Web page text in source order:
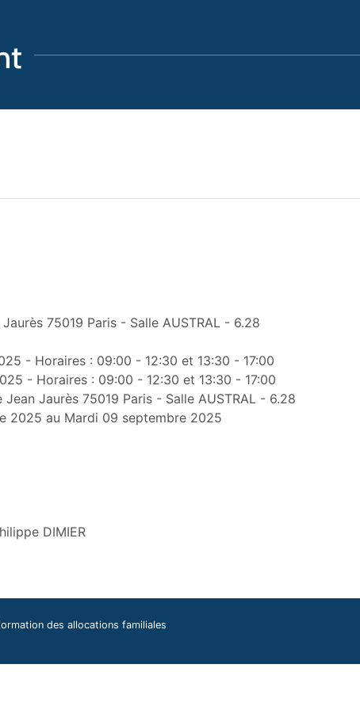
75019 Paris - Salle AUSTRAL - 6.28
- Horaires : 09:00 - 12:30 et 13:30 - 17:00
- Horaires : 09:00 - 12:30 et 13:30 - 17:00
Jaurès 75019 Paris - Salle AUSTRAL - 6.28
2025 au Mardi 09 septembre 2025
DIMIER
des allocations familiales